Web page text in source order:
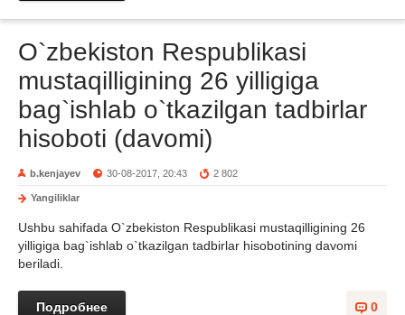
O`zbekiston Respublikasi
mustaqilligining 26 yilligiga
bag`ishlab o`tkazilgan tadbirlar
hisoboti (davomi)
b.kenjayev 30-08-2017, 20:43 2 802
Yangiliklar
Ushbu sahifada O`zbekiston Respublikasi mustaqilligining 26
yilligiga bag`ishlab o`tkazilgan tadbirlar hisobotining davomi
beriladi.
0
Подробнее